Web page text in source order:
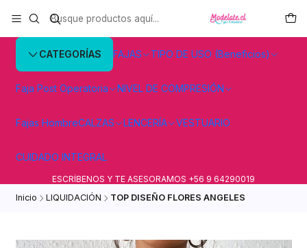
CATEGORÍAS FAJAS TIPO DE USO (Beneficios)
Faja Post Operatoria NIVEL DE COMPRESIÓN
Fajas HombreCALZAS LENCERÍA VESTUARIO
CUIDADO INTEGRAL
ESCRÍBENOS Y TE ASESORAMOS +56 9 64290019
Inicio
LIQUIDACIÓN TOP DISEÑO FLORES ANGELES